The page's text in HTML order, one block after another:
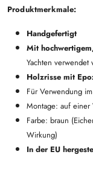
Produktmerkmale:
Handgefertigt
Mit
Yachten verwendet
Holzrisse mit
Für Verwendung
Montage: auf einer
Farbe: braun
Wirkung)
In der EU